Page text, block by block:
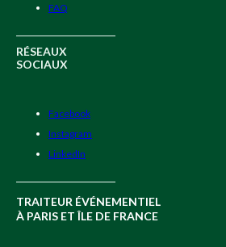
FAQ
RÉSEAUX
SOCIAUX
Facebook
Instagram
LinkedIn
TRAITEUR ÉVÉNEMENTIEL
À PARIS ET ÎLE DE FRANCE